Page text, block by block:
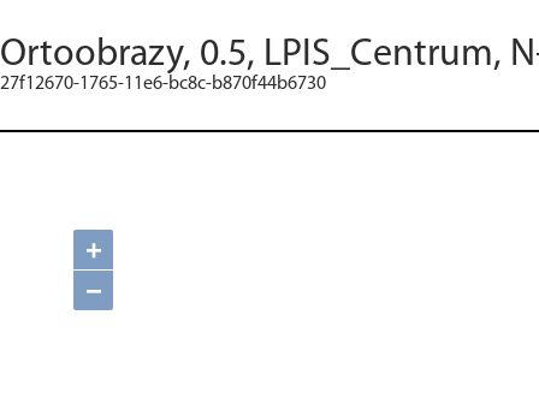
Ortoobrazy, 0.5, LPIS_Centrum,
27f12670-1765-11e6-bc8c-b870f44b6730
+
−